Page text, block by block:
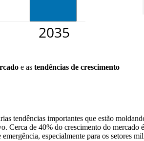
e as tendências de crescimento
tendências importantes que estão
Cerca de 40% do crescimento do
especialmente para os setores